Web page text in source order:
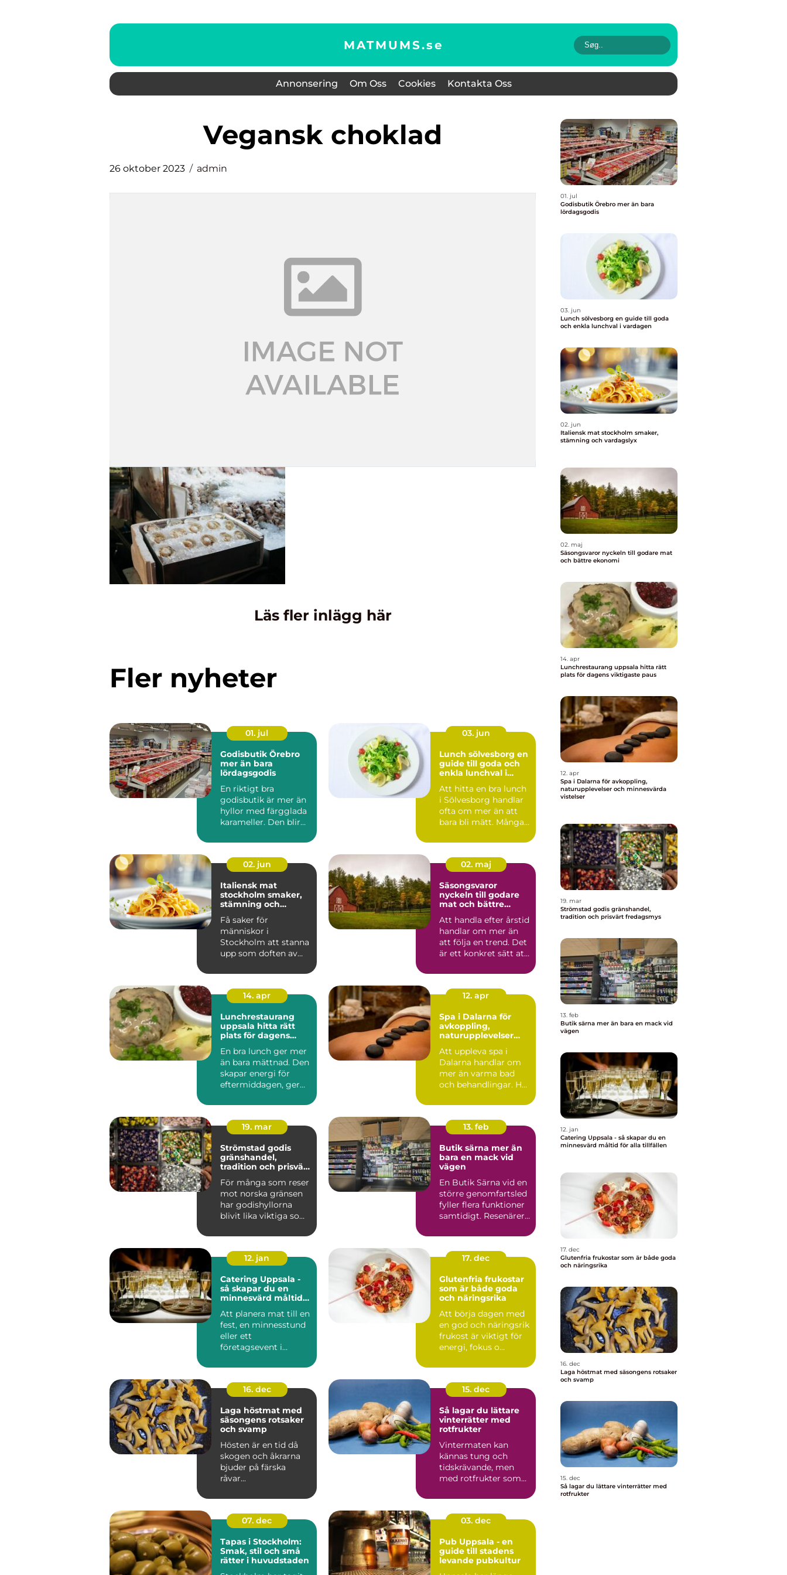
MATMUMS.se
Annonsering Om Oss Cookies Kontakta Oss
vegansk choklad
26 oktober 2023 admin
Läs fler inlägg här
Fler nyheter
01. jul
Godisbutik Örebro
mer än bara
lördagsgodis
En riktigt bra
godisbutik är mer än
hyllor med färgglada
karameller. Den blir
03. jun
Lunch sölvesborg en
guide till goda och
enkla lunchval i
Att hitta en bra lunch
i Sölvesborg handlar
ofta om mer än att
bara bli mätt. Många
02. jun
Italiensk mat
stockholm smaker,
stämning och
Få saker för
människor i
Stockholm att stanna
upp som doften av
nygräddad pizzabo...
02. maj
Säsongsvaror
nyckeln till godare
mat och bättre
Att handla efter årstid
handlar om mer än
att följa en trend. Det
är ett konkret sätt att
14. apr
Lunchrestaurang
uppsala hitta rätt
plats för dagens
En bra lunch ger mer
än bara mättnad. Den
skapar energi för
eftermiddagen, ger
12. apr
Spa i Dalarna för
avkoppling,
naturupplevelser
vistelser
Att uppleva spa i
Dalarna handlar om
mer än varma bad
och behandlingar. Här
19. mar
Strömstad godis
gränshandel,
tradition och prisvärt
För många som reser
mot norska gränsen
har godishyllorna
blivit lika viktiga som
13. feb
Butik särna mer än
bara en mack vid
vägen
En Butik Särna vid en
större genomfartsled
fyller flera funktioner
samtidigt. Resenärer
12. jan
Catering Uppsala -
så skapar du en
minnesvärd måltid
Att planera mat till en
fest, en minnesstund
eller ett
företagsevent i
17. dec
Glutenfria frukostar
som är både goda
och näringsrika
Att börja dagen med
en god och näringsrik
frukost är viktigt för
energi, fokus o...
16. dec
Laga höstmat med
säsongens rotsaker
och svamp
Hösten är en tid då
skogen och åkrarna
bjuder på färska
råvar...
15. dec
Så lagar du lättare
vinterrätter med
rotfrukter
Vintermaten kan
kännas tung och
tidskrävande, men
med rotfrukter som
07. dec
Tapas i Stockholm:
Smak, stil och små
rätter i huvudstaden
03. dec
Pub Uppsala - en
guide till stadens
levande pubkultur
01. jul
Godisbutik Örebro mer än bara
lördagsgodis
03. jun
Lunch sölvesborg en guide till goda
och enkla lunchval i vardagen
02. jun
Italiensk mat stockholm smaker,
stämning och vardagslyx
02. maj
Säsongsvaror nyckeln till godare mat
och bättre ekonomi
14. apr
Lunchrestaurang uppsala hitta rätt
plats för dagens viktigaste paus
12. apr
Spa i Dalarna för avkoppling,
naturupplevelser och minnesvärda
vistelser
19. mar
Strömstad godis gränshandel,
tradition och prisvärt fredagsmys
13. feb
Butik särna mer än bara en mack vid
vägen
12. jan
Catering Uppsala - så skapar du en
minnesvärd måltid för alla tillfällen
17. dec
Glutenfria frukostar som är både goda
och näringsrika
16. dec
Laga höstmat med säsongens rotsaker
och svamp
15. dec
Så lagar du lättare vinterrätter med
rotfrukter